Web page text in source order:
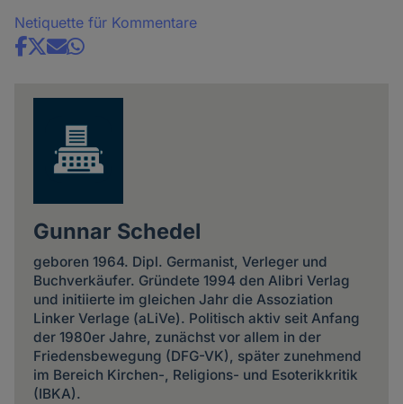
Netiquette für Kommentare
Share
Gunnar Schedel
geboren 1964. Dipl. Germanist, Verleger und
Buchverkäufer. Gründete 1994 den Alibri Verlag
und initiierte im gleichen Jahr die Assoziation
Linker Verlage (aLiVe). Politisch aktiv seit Anfang
der 1980er Jahre, zu­nächst vor allem in der
Friedens­bewegung (DFG-VK), später zu­nehmend
im Bereich Kirchen-, Religions- und Esoterik­kritik
(IBKA).